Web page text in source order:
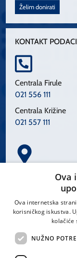
Želim donirati
KONTAKT PODACI
Centrala Firule
021 556 111
Centrala Križine
021 557 111
Spinčićeva 1,Ova
Ova internetska
korisničkog iskustva.
kolačiće
NUŽNO